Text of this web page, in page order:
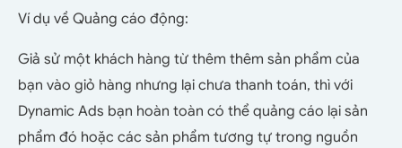
Ví dụ về Quảng cáo động:
Giả sử một khách hàng từ thêm thêm sản phẩm của
bạn vào giỏ hàng nhưng lại chưa thanh toán, thì với
Dynamic Ads bạn hoàn toàn có thể quảng cáo lại sản
phẩm đó hoặc các sản phẩm tương tự trong nguồn